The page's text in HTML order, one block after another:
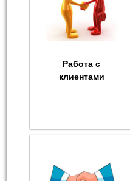
Работа с
клиентами